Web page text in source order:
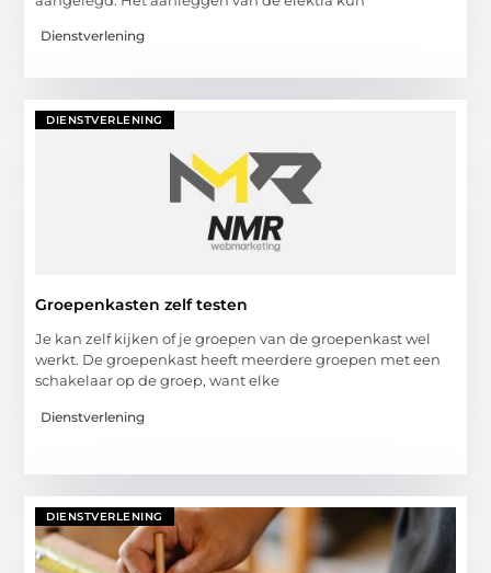
Dienstverlening
DIENSTVERLENING
Groepenkasten zelf testen
Je kan zelf kijken of je groepen van de groepenkast wel
werkt. De groepenkast heeft meerdere groepen met een
schakelaar op de groep, want elke
Dienstverlening
DIENSTVERLENING